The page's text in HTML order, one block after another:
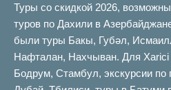
Туры со скидкой 2026,
туров по Дахили в
были туры Бакы, Губəл,
Нафталан, Нахчыван. Для Xarici
Бодрум, Стамбул, экскурсии по